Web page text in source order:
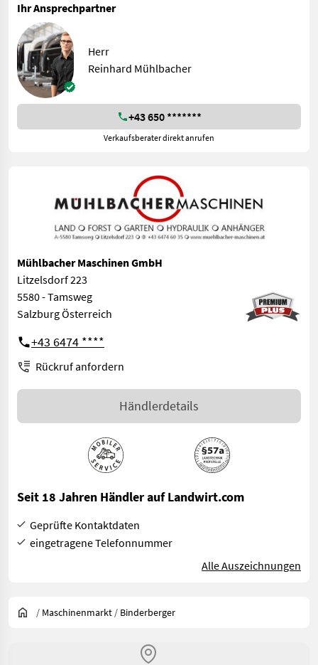
Ihr Ansprechpartner
Herr
Reinhard Mühlbacher
+43 650 *******
Verkaufsberater direkt anrufen
Mühlbacher Maschinen GmbH
Litzelsdorf 223
5580 - Tamsweg
Salzburg Österreich
+43 6474 ****
Rückruf anfordern
Händlerdetails
Seit 18 Jahren Händler auf Landwirt.com
Geprüfte Kontaktdaten
eingetragene Telefonnummer
Alle Auszeichnungen
/ Maschinenmarkt / Binderberger